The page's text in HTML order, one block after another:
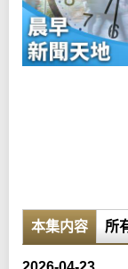
本集内容 所